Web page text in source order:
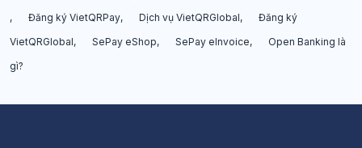
Đăng ký VietQRPay
Dịch vụ VietQRGlobal
Đăng ký
VietQRGlobal
SePay eShop SePay eInvoice
Open Banking là
gì?